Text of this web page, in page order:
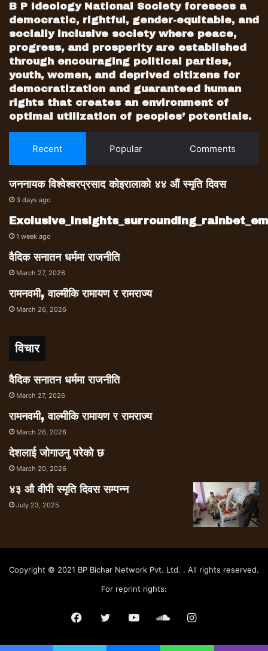
B P Ideology National Society foresees a
democratic, rightful, gender-equitable, and
socially inclusive society where peace,
progress, and prosperity are established
through encouraging political parties,
youth, women, and deprived citizens for
democratization and guaranteed human
rights that creates an environment of
optimal utilization of peoples’ potentials.
Recent Popular Comments
जननायक विश्वेश्वरप्रसाद कोइरालाको ४४ औं स्मृति दिवस
3 days ago
1 week ago
वैदिक सनातन धर्ममा राजनीति
March 27, 2026
रामनवमी, वाल्मीकि रामायण र रामराज्य
March 26, 2026
विचार
वैदिक सनातन धर्ममा राजनीति
March 27, 2026
रामनवमी, वाल्मीकि रामायण र रामराज्य
March 26, 2026
देशलाई जोगाउनु परेको छ
March 20, 2026
४३ औ वीपी स्मृति दिवस सम्पन्न
July 23, 2025
Copyright © 2021 BP Bichar Network Pvt. Ltd. . All rights reserved.
For reprint rights:
Facebook
TwitterYouTubeSoundCloud
Instagram